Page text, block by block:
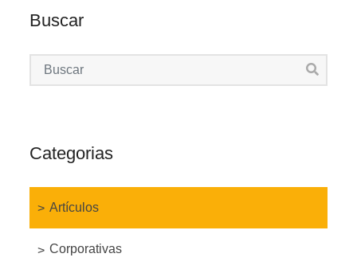
Buscar
Categorias
Artículos
Corporativas